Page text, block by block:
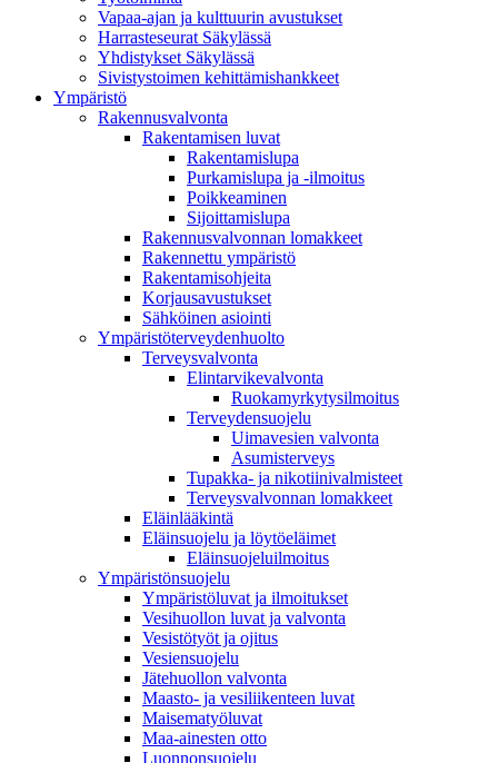
Vapaa-ajan ja kulttuurin avustukset
Harrasteseurat Säkylässä
Yhdistykset Säkylässä
Sivistystoimen kehittämishankkeet
Ympä­ristö
Rakennusvalvonta
Rakentamisen luvat
Rakentamislupa
Purkamislupa ja -ilmoitus
Poikkeaminen
Sijoittamislupa
Rakennusvalvonnan lomakkeet
Rakennettu ympäristö
Rakentamisohjeita
Korjausavustukset
Sähköinen asiointi
Ympäristöterveydenhuolto
Terveysvalvonta
Elintarvikevalvonta
Ruokamyrkytysilmoitus
Terveydensuojelu
Uimavesien valvonta
Asumisterveys
Tupakka- ja nikotiinivalmisteet
Terveysvalvonnan lomakkeet
Eläinlääkintä
Eläinsuojelu ja löytöeläimet
Eläinsuojeluilmoitus
Ympäristönsuojelu
Ympäristöluvat ja ilmoitukset
Vesihuollon luvat ja valvonta
Vesistötyöt ja ojitus
Vesiensuojelu
Jätehuollon valvonta
Maasto- ja vesiliikenteen luvat
Maisematyöluvat
Maa-ainesten otto
Luonnonsuojelu